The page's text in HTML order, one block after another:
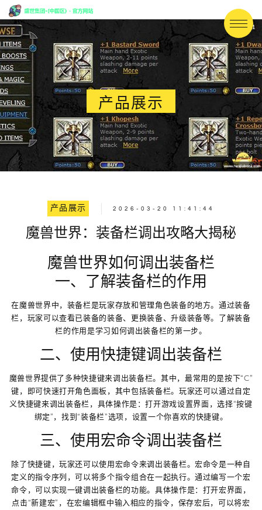
产品展示
产品展示 2026-03-20 11:41:44
魔兽世界：装备栏调出攻略大揭秘
魔兽世界如何调出装备栏
一、了解装备栏的作用
在魔兽世界中，装备栏是玩家存放和管理角色装备的地方。通过装备
栏，玩家可以查看已装备的装备、更换装备、升级装备等。了解装备
栏的作用是学习如何调出装备栏的第一步。
二、使用快捷键调出装备栏
魔兽世界提供了多种快捷键来调出装备栏。其中，最常用的是按下“C”
键，即可快速打开角色面板，其中包括装备栏。玩家还可以通过自定
义快捷键来调出装备栏，具体操作是：打开游戏设置界面，选择“按键
绑定”，找到“装备栏”选项，设置一个你喜欢的快捷键。
三、使用宏命令调出装备栏
除了快捷键，玩家还可以使用宏命令来调出装备栏。宏命令是一种自
定义的指令序列，可以将多个指令组合在一起执行。通过编写一个宏
命令，可以实现一键调出装备栏的功能。具体操作是：打开宏界面，
点击“新建宏”，在宏编辑框中输入相应的指令，保存宏后，可以将宏